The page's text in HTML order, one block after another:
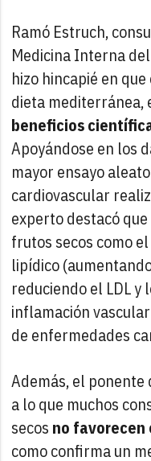
Ramó Estruch,
Medicina Interna
hizo hincapié en
dieta mediterránea,
beneficios
Apoyándose en los
mayor ensayo
cardiovascular
experto destacó
frutos secos como
lipídico
reduciendo el LDL
inflamación
de enfermedades
Además, el
a lo que muchos
secos no favorecen
como confirma un